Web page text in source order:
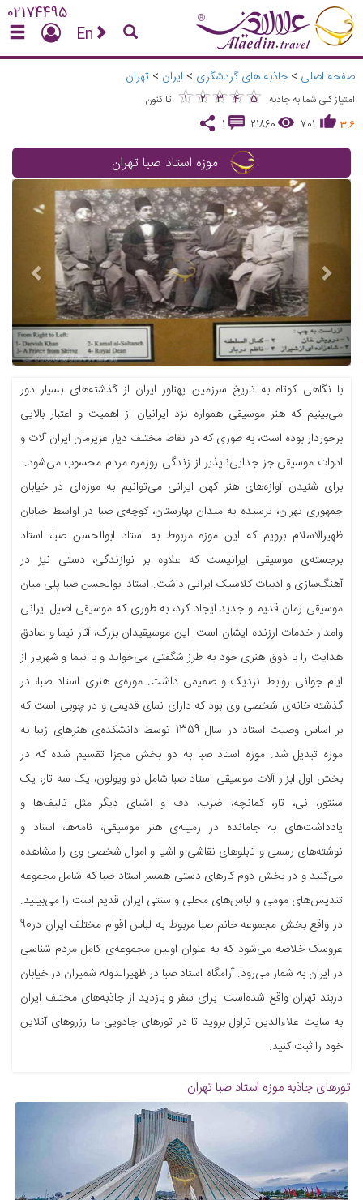
02174495
En
صفحه اصلی > جاذبه های گردشگری > ایران > تهران
امتیاز کلی شما به جاذبه ★
1 ★
2 ★
3 ★
4 ★
5
★★★★★
تا کنون
3.6
701
21860
1
موزه استاد صبا تهران
Next
با نگاهی کوتاه به تاریخ سرزمین پهناور ایران از گذشته‌های بسیار دور
می‌بینیم که هنر موسیقی همواره نزد ایرانیان از اهمیت و اعتبار بالایی
برخوردار بوده است، به طوری که در نقاط مختلف دیار عزیزمان ایران آلات و
ادوات موسیقی جز جدایی‌ناپذیر از زندگی روزمره مردم محسوب می‌شود.
برای شنیدن آوازه‌‌های هنر کهن ایرانی می‌توانیم به موزه‌ای در خیابان
جمهوری تهران، نرسیده به میدان بهارستان، کوچه‌ی صبا در اواسط خیابان
ظهیرالاسلام برویم که این موزه مربوط به استاد ابوالحسن صبا، استاد
برجسته‌ی موسیقی ایرانیست که علاوه بر نوازندگی، دستی نیز در
آهنگ‌سازی و ادبیات کلاسیک ایرانی داشت. استاد ابوالحسن صبا پلی میان
موسیقی زمان قدیم و جدید ایجاد کرد، به طوری که موسیقی اصیل ایرانی
وامدار خدمات ارزنده ایشان است. اين موسيقيدان بزرگ، آثار نيما و صادق
هدايت را با ذوق هنری خود به طرز شگفتی می‌خواند و با نيما و شهريار از
ایام جوانی روابط نزديک و صمیمی داشت. موزه‌ی هنری استاد صبا، در
گذشته خانه‌ی شخصی وی بود که دارای نمای قدیمی و در چوبی است که
بر اساس وصیت استاد در سال 1359 توسط دانشکده‌ی هنرهای زیبا به
موزه تبدیل شد. موزه‌ استاد صبا به دو بخش مجزا تقسیم شده که در
بخش اول ابزار آلات موسیقی استاد صبا شامل دو ویولون، یک سه تار، یک
سنتور، نی، تار، کمانچه، ضرب، دف و اشیای دیگر مثل تالیف‌ها و
یادداشت‌های به جامانده در زمینه‌ی هنر موسیقی، نامه‌ها، اسناد و
نوشته‌های رسمی و تابلوهای نقاشی و اشیا و اموال شخصی وی را مشاهده
می‌کنید و در بخش دوم کارهای دستی همسر استاد صبا که شامل مجموعه
تندیس‌های مومی و لباس‌های محلی و سنتی ایران قدیم است را می‌بینید.
در واقع بخش مجموعه خانم صبا مربوط به لباس اقوام مختلف ایران در90
عروسک خلاصه می‌شود که به عنوان اولین مجموعه‌ی کامل مردم شناسی
در ایران به شمار می‌رود. آرامگاه استاد صبا در ظهیرالدوله شمیران در خیابان
دربند تهران واقع شده‌است. برای سفر و بازدید از جاذبه‌های مختلف ایران
به سایت علاءالدین تراول بروید تا در تورهای جادویی ما رزروهای آنلاین
خود را ثبت کنید.
تورهای جاذبه موزه استاد صبا تهران